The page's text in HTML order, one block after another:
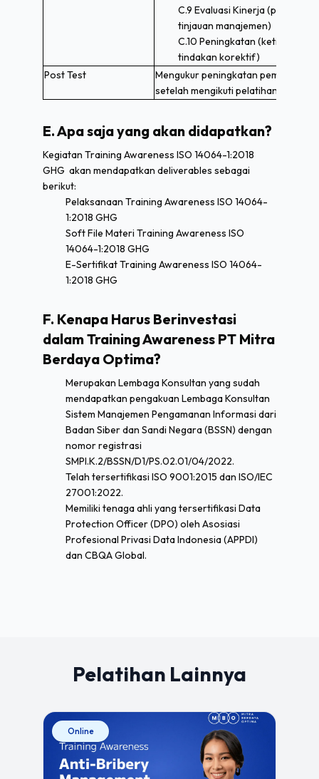
C.9 Evaluasi Kinerja
tinjauan manajemen)
C.10 Peningkatan
tindakan korektif)
Post Test
Mengukur peningkatan
setelah mengikuti pelatihan ISO
E. Apa saja yang akan didapatkan?
Kegiatan Training Awareness ISO 14064-1:2018
GHG akan mendapatkan deliverables sebagai
berikut:
Pelaksanaan Training Awareness ISO 14064-
1:2018 GHG
Soft File Materi Training Awareness ISO
14064-1:2018 GHG
E-Sertifikat Training Awareness ISO 14064-
1:2018 GHG
F. Kenapa Harus Berinvestasi
dalam Training Awareness PT Mitra
Berdaya Optima?
Merupakan Lembaga Konsultan yang sudah
mendapatkan pengakuan Lembaga Konsultan
Sistem Manajemen Pengamanan Informasi dari
Badan Siber dan Sandi Negara (BSSN) dengan
nomor registrasi
SMPI.K.2/BSSN/D1/PS.02.01/04/2022.
Telah tersertifikasi ISO 9001:2015 dan ISO/IEC
27001:2022.
Memiliki tenaga ahli yang tersertifikasi Data
Protection Officer (DPO) oleh Asosiasi
Profesional Privasi Data Indonesia (APPDI)
dan CBQA Global.
Pelatihan Lainnya
Online